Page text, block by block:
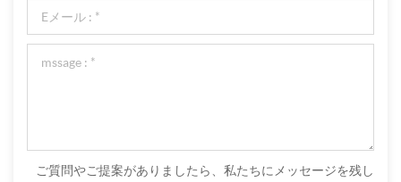
ご質問やご提案がありましたら、私たちにメッセージを残し